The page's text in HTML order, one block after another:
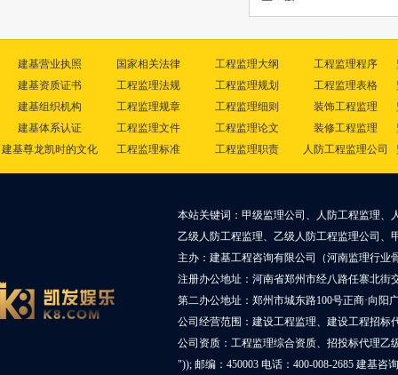
建基营业执照
建基资质证书
建基组织机构
建基体系认证
建基尊龙凯时的文化
国家相关法律
工程监理法规
工程监理规章
工程监理文件
工程监理标准
工程监理大纲
工程监理规划
工程监理细则
工程监理论文
工程监理职责
工程监理程序
工程监理表格
装饰工程监理
装修工程监理
人防工程监理公司
本站关键词：甲级监理公司、人防工程监理、
乙级人防工程监理、乙级人防工程监理公司、
主办：建基工程咨询有限公司（河南监理行业
注册办公地址：河南省郑州市经八路任寨北街
第二办公地址：郑州市城东路100号正商·向阳
公司经营范围：建设工程监理、建设工程招标
公司资质：工程监理综合资质、招投标代理乙
")); 邮编：450003 电话：400-008-2685 建基咨